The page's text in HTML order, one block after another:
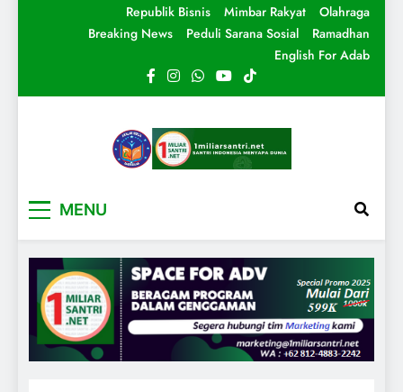
Republik Bisnis
Mimbar Rakyat
Olahraga
Breaking News
Peduli Sarana Sosial
Ramadhan
English For Adab
MENU